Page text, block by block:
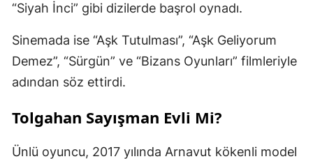
“Siyah İnci” gibi dizilerde başrol oynadı.
Sinemada ise “Aşk Tutulması”, “Aşk Geliyorum
Demez”, “Sürgün” ve “Bizans Oyunları” filmleriyle
adından söz ettirdi.
Tolgahan Sayışman Evli Mi?
Ünlü oyuncu, 2017 yılında Arnavut kökenli model